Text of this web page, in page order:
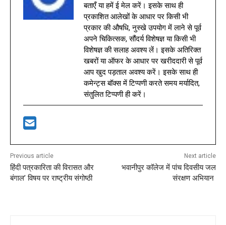
बताएँ या हमें ई मेल करें। इसके साथ ही
प्रकाशित आलेखों के आधार पर किसी भी
प्रकार की औषधि, नुस्खे उपयोग में लाने से पूर्व
अपने चिकित्सक, सौंदर्य विशेषज्ञ या किसी भी
विशेषज्ञ की सलाह अवश्य लें। इसके अतिरिक्त
खबरों या ऑफर के आधार पर खरीददारी से पूर्व
आप खुद पड़ताल अवश्य करें। इसके साथ ही
कमेन्ट्स बॉक्स में टिप्पणी करते समय मर्यादित,
संतुलित टिप्पणी ही करें।
Previous article
हिंदी पत्रकारिता की विरासत और
बंगाल’ विषय पर राष्ट्रीय संगोष्ठी
Next article
भवानीपुर कॉलेज में पांच दिवसीय जल
संरक्षण अभियान